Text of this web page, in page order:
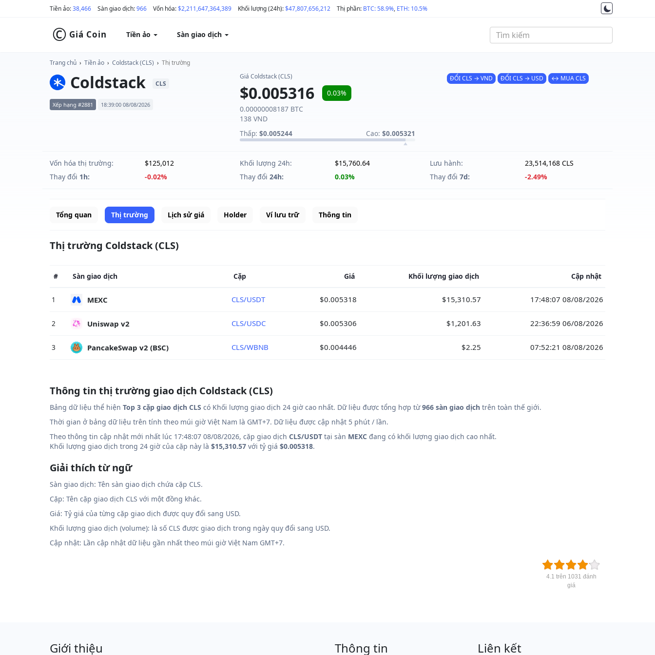
Tiền ảo:38,466 Sàn giao dịch:966 Vốn hóa:$2,211,647,364,389 Khối lượng (24h):$47,807,656,212 Thị phần: BTC: 58.9%, ETH: 10.5%
© Giá Coin Tiền ảo Sàn giao dịch
Trang chủ › Tiền ảo › Coldstack (CLS) › Thị trường
Coldstack CLS
Xếp hạng #2881 18:39:00 08/08/2026
Giá Coldstack (CLS)
$0.005316
0.03%
0.00000008187 BTC
138 VND
Thấp: $0.005244 Cao: $0.005321
ĐỔI CLS → VND ĐỔI CLS → USD ↔ MUA CLS
Vốn hóa thị trường: $125,012 Khối lượng 24h: $15,760.64 Lưu hành:
23,514,168 CLS
Thay đổi 1h: -0.02% Thay đổi 24h: 0.03% Thay đổi 7d: -2.49%
Tổng quan Thị trường Lịch sử giá Holder Ví lưu trữ Thông tin
Thị trường Coldstack (CLS)
# Sàn giao dịch Cặp Giá Khối lượng giao dịch Cập nhật
1 MEXC CLS/USDT $0.005318 $15,310.57 17:48:07 08/08/2026
2 Uniswap v2 CLS/USDC $0.005306 $1,201.63 22:36:59 06/08/2026
3 PancakeSwap v2 (BSC) CLS/WBNB $0.004446 $2.25 07:52:21 08/08/2026
Thông tin thị trường giao dịch Coldstack (CLS)
Bảng dữ liệu thể hiện Top 3 cặp giao dịch CLS có Khối lượng giao dịch 24 giờ cao nhất. Dữ liệu được tổng hợp từ966 sàn giao dịch trên toàn thế giới.
Thời gian ở bảng dữ liệu trên tính theo múi giờ Việt Nam là GMT+7. Dữ liệu được cập nhật 5 phút / lần.
Theo thông tin cập nhật mới nhất lúc 17:48:07 08/08/2026, cặp giao dịch CLS/USDT tại sàn MEXC đang có khối lượng giao dịch cao nhất.
Khối lượng giao dịch trong 24 giờ của cặp này là $15,310.57 với tỷ giá $0.005318.
Giải thích từ ngữ
Sàn giao dịch: Tên sàn giao dịch chứa cặp CLS.
Cặp: Tên cặp giao dịch CLS với một đồng khác.
Giá: Tỷ giá của từng cặp giao dịch được quy đổi sang USD.
Khối lượng giao dịch (volume): là số CLS được giao dịch trong ngày quy đổi sang USD.
Cập nhật: Lần cập nhật dữ liệu gần nhất theo múi giờ Việt Nam GMT+7.
4.1 trên 1031 đánh
giá
Giới thiệu Thông tin Liên kết